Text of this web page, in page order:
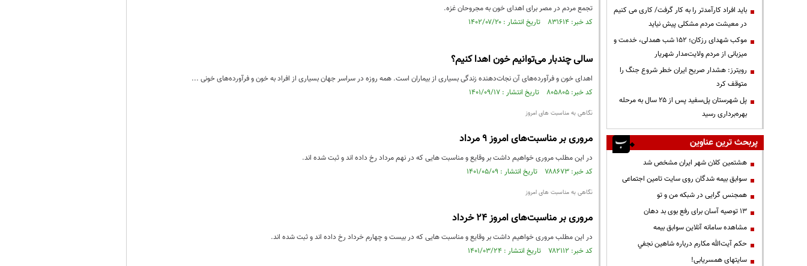
تجمع مردم در مصر برای اهدای خون به مجروحان غزه.
کد خبر: ۸۳۱۶۱۴ تاریخ انتشار : ۱۴۰۲/۰۷/۲۰
سالی چندبار می‌توانیم خون اهدا کنیم؟
اهدای خون و فرآورده‌های آن نجات‌دهنده زندگی بسیاری از بیماران است. همه روزه در سراسر جهان بسیاری از افراد به خون و فرآورده‌های خونی ...
کد خبر: ۸۰۵۸۰۵ تاریخ انتشار : ۱۴۰۱/۰۹/۱۷
نگاهی به مناسبت های امروز
مروری بر مناسبت‌های امروز ۹ مرداد
در این مطلب مروری خواهیم داشت بر وقایع و مناسبت هایی که در نهم مرداد رخ داده اند و ثبت شده اند.
کد خبر: ۷۸۸۶۷۳ تاریخ انتشار : ۱۴۰۱/۰۵/۰۹
نگاهی به مناسبت های امروز
مروری بر مناسبت‌های امروز ۲۴ خرداد
در این مطلب مروری خواهیم داشت بر وقایع و مناسبت هایی که در بیست و چهارم خرداد رخ داده اند و ثبت شده اند.
کد خبر: ۷۸۲۱۱۲ تاریخ انتشار : ۱۴۰۱/۰۳/۲۴
باید افراد کارآمدتر را به کار گرفت/ کاری می کنیم
در معیشت مردم مشکلی پیش نیاید
موکب شهدای رزکان؛ ۱۵۲ شب همدلی، خدمت و
میزبانی از مردم ولایت‌مدار شهریار
رویترز: هشدار صریح ایران خطر شروع جنگ را
متوقف کرد
پل شهرستان پل‌سفید پس از ۲۵ سال به مرحله
بهره‌برداری رسید
پربحث ترین عناوین
هشتمین کلان شهر ایران مشخص شد
سوابق بیمه شدگان روی سایت تامین اجتماعی
همجنس گرایی در شبکه من و تو
13 توصیه آسان برای رفع بوی بد دهان
مشاهده سامانه آنلاين سوابق بیمه
حكم آيت‌الله مكارم درباره شاهين نجفي
سایتهای همسریابی!